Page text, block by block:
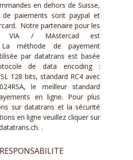
en dehors de Suisse,
paiements sont paypal et
Notre partenaire pour les
VIA / MAstercad est
La méthode de payement
par datatrans est basée
de data encoding :
128 bits, standard RC4 avec
le meilleur standard
en ligne. Pour plus
sur datatrans et la sécurité
en ligne veuillez cliquer sur
. .
RESPONSABILITE